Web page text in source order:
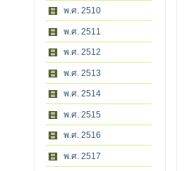
พ.ศ. 2510
พ.ศ. 2511
พ.ศ. 2512
พ.ศ. 2513
พ.ศ. 2514
พ.ศ. 2515
พ.ศ. 2516
พ.ศ. 2517